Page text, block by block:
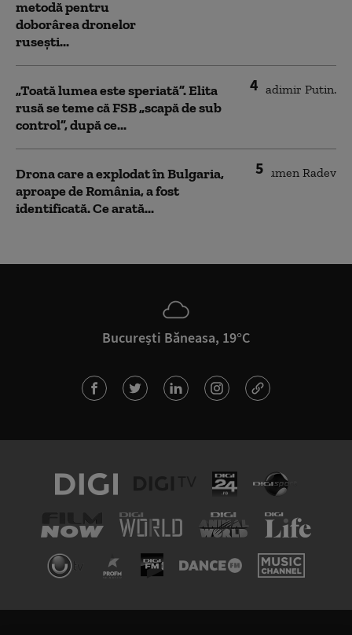
metodă pentru
doborârea dronelor
rusești...
4
„Toată lumea este speriată”. Elita
rusă se teme că FSB „scapă de sub
control”, după ce...
5
Drona care a explodat în Bulgaria,
aproape de România, a fost
identificată. Ce arată...
București Băneasa, 19°C